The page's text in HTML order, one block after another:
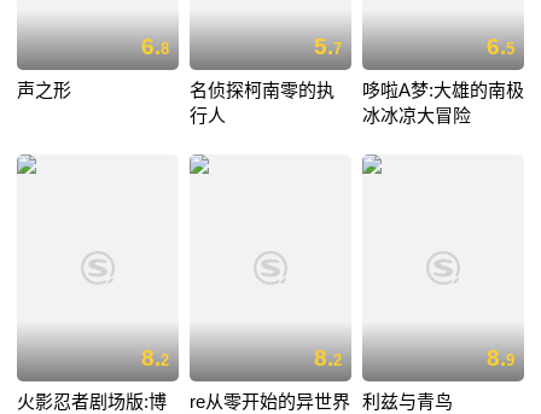
6.8
声之形
5.7
名侦探柯南零的执
行人
6.5
哆啦A梦:大雄的南极
冰冰凉大冒险
8.2
火影忍者剧场版:博
8.2
re从零开始的异世界
8.9
利兹与青鸟